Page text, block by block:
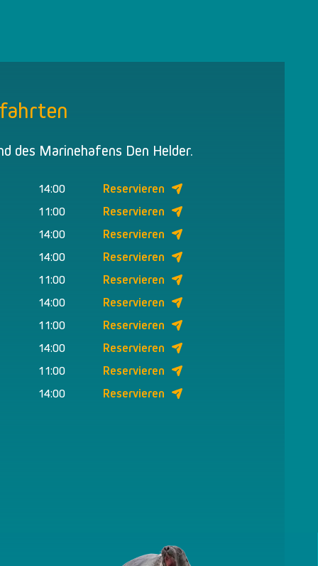
des Marinehafens Den Helder.
14:00
Reservieren
11:00
Reservieren
14:00
Reservieren
14:00
Reservieren
11:00
Reservieren
14:00
Reservieren
11:00
Reservieren
14:00
Reservieren
11:00
Reservieren
14:00
Reservieren